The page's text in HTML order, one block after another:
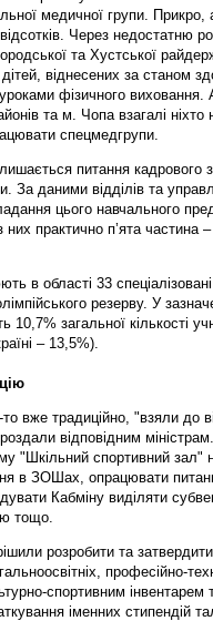
медичної групи. Прикро,
Через недостатню
та Хустської
віднесених за станом
фізичного виховання.
та м. Чопа взагалі ніхто
спецмедгрупи.
питання кадрового
За даними відділів та
цього навчального
практично п’ята частина –
в області 33
резерву. У
загальної кількості
– 13,5%).
вже традиційно, "взяли до
відповідним
"Шкільний спортивний зал"
в ЗОШах, опрацювати
Кабміну виділяти
тощо.
розробити та затвердити
професійно-
спортивним
іменних стипендій